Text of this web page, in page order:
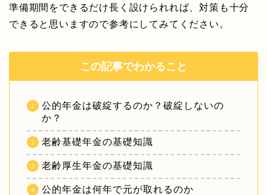
準備期間をできるだけ長く設けられれば、対策も十分
できると思いますので参考にしてみてください。
この記事でわかること
公的年金は破綻するのか？破綻しないの
か？
老齢基礎年金の基礎知識
老齢厚生年金の基礎知識
公的年金は何年で元が取れるのか